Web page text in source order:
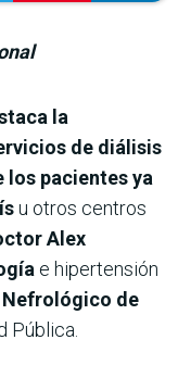
la
de diálisis
los pacientes ya
u otros centros
Alex
e hipertensión
de
Pública.